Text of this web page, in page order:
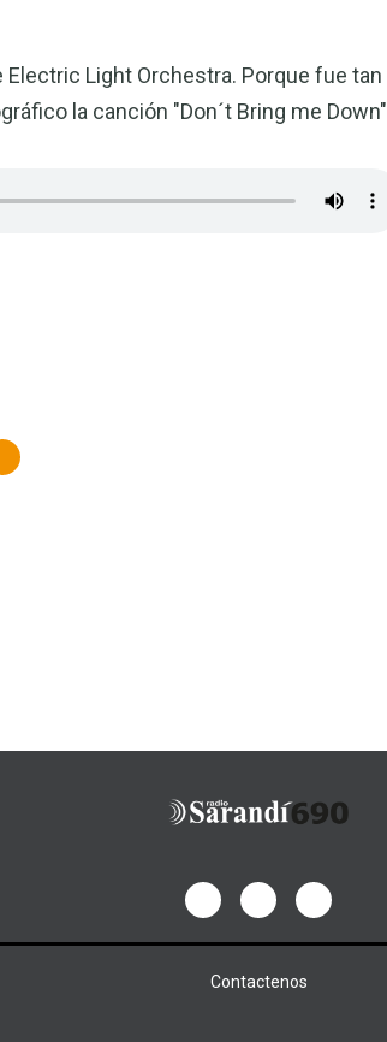
Light Orchestra. Porque fue tan
la canción "Don´t Bring me Down"
Contactenos